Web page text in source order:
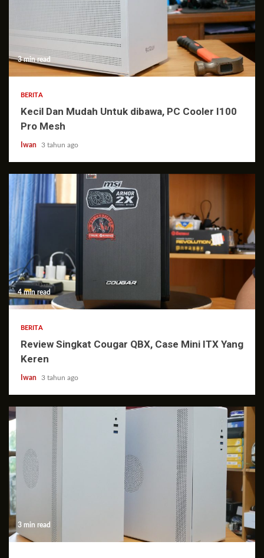
3 min read
BERITA
Kecil Dan Mudah Untuk dibawa, PC Cooler I100
Pro Mesh
Iwan 3 tahun ago
4 min read
BERITA
Review Singkat Cougar QBX, Case Mini ITX Yang
Keren
Iwan 3 tahun ago
3 min read